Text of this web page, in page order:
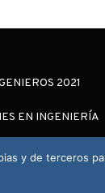
2021
EN INGENIERÍA
Política de Cookies |
y de terceros